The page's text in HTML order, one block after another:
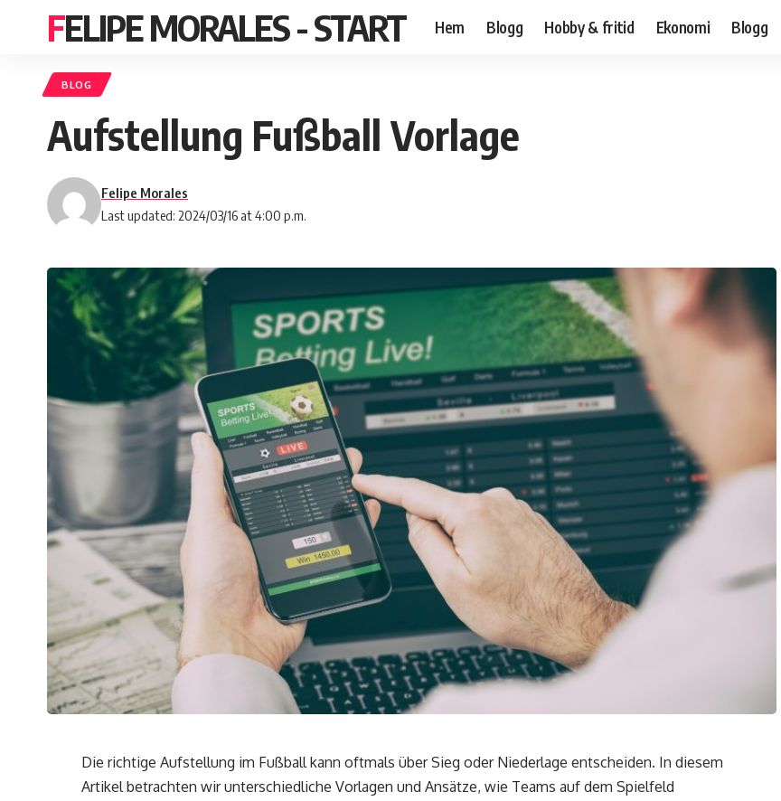
FELIPE MORALES - START Hem Blogg Hobby & fritid Ekonomi Blogg
BLOG
Aufstellung Fußball Vorlage
Last updated: 2024/03/16 at 4:00 p.m.
Felipe Morales
Die richtige Aufstellung im Fußball kann oftmals über Sieg oder Niederlage entscheiden. In diesem
Artikel betrachten wir unterschiedliche Vorlagen und Ansätze, wie Teams auf dem Spielfeld